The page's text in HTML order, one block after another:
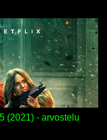
(2021) - arvostelu